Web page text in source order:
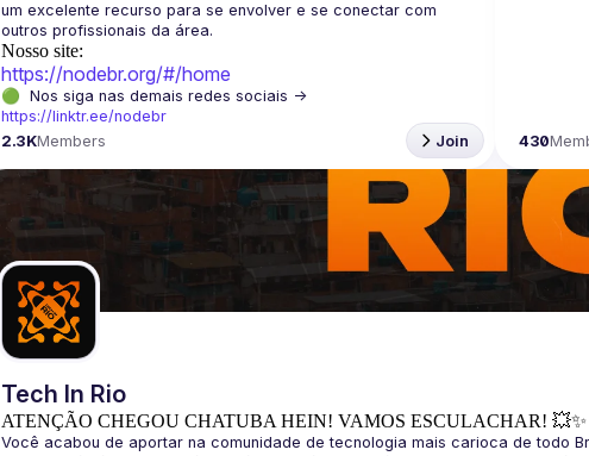
um excelente recurso para se envolver e se conectar com
Nosso site:
https://nodebr.org/#/home
https://linktr.ee/nodebr
2.3KMembers Join 430
Tech In Rio
ATENÇÃO CHEGOU CHATUBA HEIN! VAMOS ESCULACHAR! 💥✨